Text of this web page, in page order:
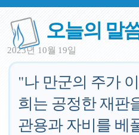
오늘의 말
2023년 10월 19일
"나 만군의 주가
희는 공정한 재판
관용과 자비를 베